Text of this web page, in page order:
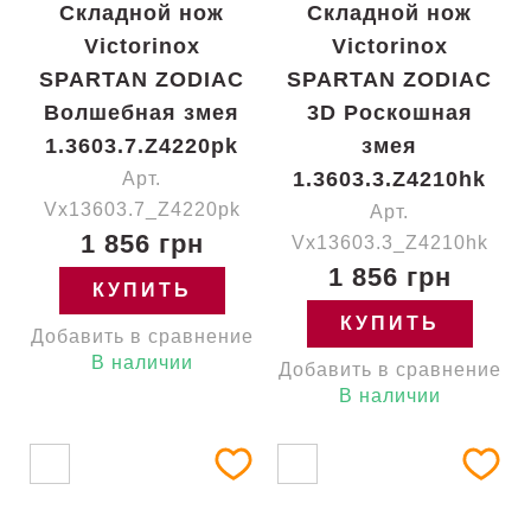
Складной нож
Victorinox
SPARTAN ZODIAC
Волшебная змея
1.3603.7.Z4220pk
Арт.
Vx13603.7_Z4220pk
1 856 грн
КУПИТЬ
Добавить в сравнение
В наличии
Складной нож
Victorinox
SPARTAN ZODIAC
3D Роскошная
змея
1.3603.3.Z4210hk
Арт.
Vx13603.3_Z4210hk
1 856 грн
КУПИТЬ
Добавить в сравнение
В наличии